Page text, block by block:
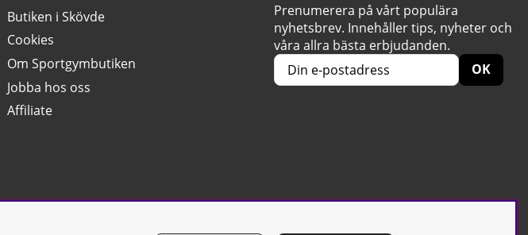
Butiken i Skövde
Cookies
Om Sportgymbutiken
Jobba hos oss
Affiliate
Prenumerera på vårt populära
nyhetsbrev. Innehåller tips, nyheter och
våra allra bästa erbjudanden.
OK